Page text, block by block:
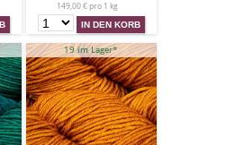
149,00 € pro 1 kg
19 im Lager*